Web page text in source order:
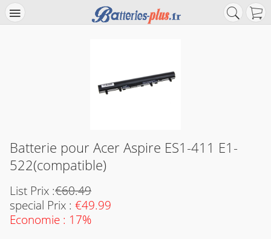
Batterie pour Acer Aspire ES1-411 E1-
522(compatible)
List Prix :€60.49
special Prix : €49.99
Economie : 17%